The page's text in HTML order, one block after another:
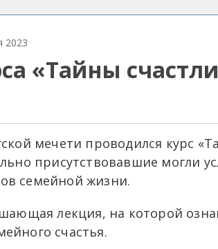
2023
«Тайны
мечети проводился курс
присутствовавшие могли
семейной жизни.
лекция, на которой
счастья.